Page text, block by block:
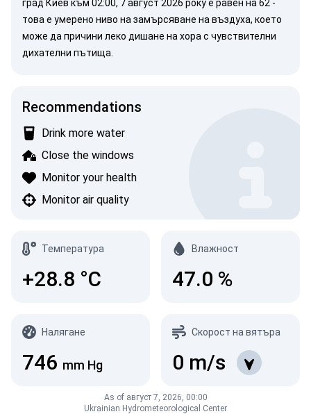
град Киев към 02:00, 7 август 2026 року е равен на 62 -
това е умерено ниво на замърсяване на въздуха, което
може да причини леко дишане на хора с чувствителни
дихателни пътища.
Recommendations
Drink more water
Close the windows
Monitor your health
Monitor air quality
Температура
+28.8 °C
Влажност
47.0 %
Налягане
746 mm Hg
Скорост на вятъра
0 m/s
As of август 7, 2026, 00:00
Ukrainian Hydrometeorological Center